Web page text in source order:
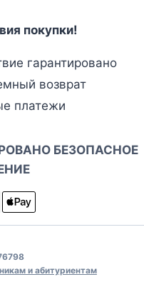
покупки!
гарантировано
возврат
платежи
БЕЗОПАСНОЕ
и абитуриентам